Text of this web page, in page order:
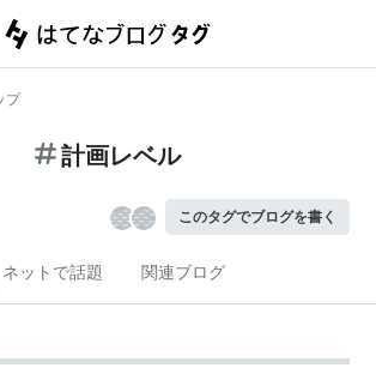
プ
計画レベル
このタグでブログを書く
ネットで話題 関連ブログ